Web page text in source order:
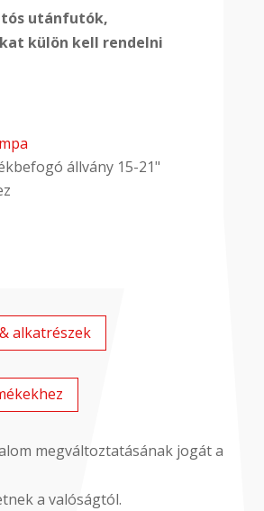
utánfutók,
külön kell rendelni
állvány 15-21"
alkatrészek
megváltoztatásának jogát a
a valóságtól.